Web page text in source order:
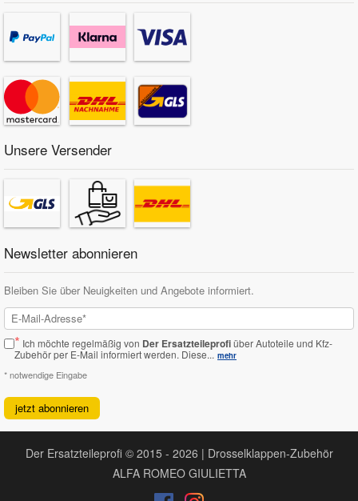
Unsere Versender
Newsletter abonnieren
Bleiben Sie über Neuigkeiten und Angebote informiert.
* Ich möchte regelmäßig von Der Ersatzteileprofiüber Autoteile und Kfz-
Zubehör per E-Mail informiert werden. Diese... mehr
* notwendige Eingabe
jetzt abonnieren
Der Ersatzteileprofi © 2015 - 2026 | Drosselklappen-Zubehör
ALFA ROMEO GIULIETTA